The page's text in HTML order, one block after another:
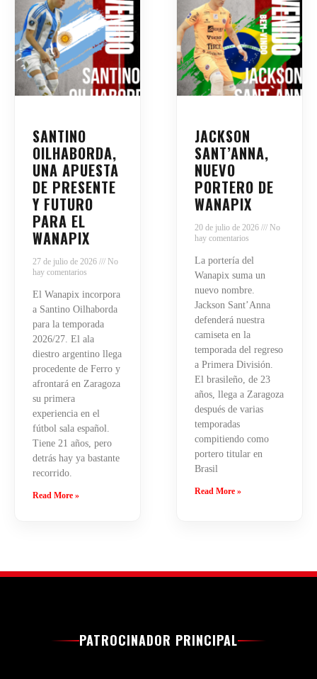
SANTINO
OILHABORDA,
UNA APUESTA
DE PRESENTE
Y FUTURO
PARA EL
WANAPIX
27 de julio de 2026
No
hay comentarios
El Wanapix incorpora
a Santino Oilhaborda
para la temporada
2026/27. El ala
diestro argentino llega
procedente de Ferro y
afrontará en Zaragoza
su primera
experiencia en el
fútbol sala español.
Tiene 21 años, pero
detrás hay ya bastante
recorrido.
Read More »
JACKSON
SANT’ANNA,
NUEVO
PORTERO DE
WANAPIX
20 de julio de 2026
No
hay comentarios
La portería del
Wanapix suma un
nuevo nombre.
Jackson Sant’Anna
defenderá nuestra
camiseta en la
temporada del regreso
a Primera División.
El brasileño, de 23
años, llega a Zaragoza
después de varias
temporadas
compitiendo como
portero titular en
Brasil
Read More »
PATROCINADOR PRINCIPAL